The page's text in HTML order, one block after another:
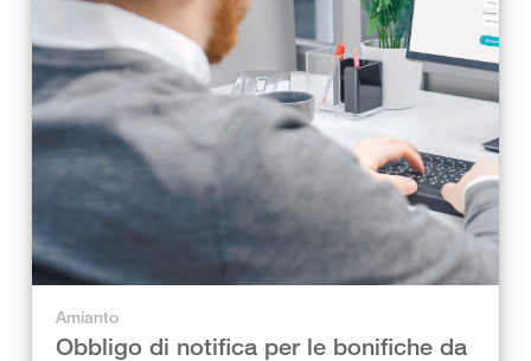
Amianto
Obbligo di notifica per le bonifiche da